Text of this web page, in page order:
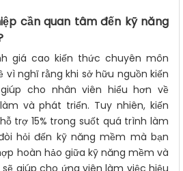
cần quan tâm đến kỹ năng
giá cao kiến thức chuyên môn
nghĩ rằng khi sở hữu nguồn kiến
cho nhân viên hiểu hơn về
và phát triển. Tuy nhiên, kiến
trợ 15% trong suốt quá trình làm
hỏi đến kỹ năng mềm mà bạn
hoàn hảo giữa kỹ năng mềm và